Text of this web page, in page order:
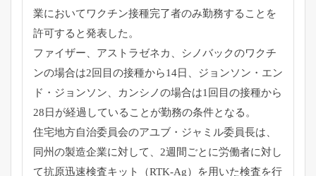
業においてワクチン接種完了者のみ勤務することを
許可すると発表した。
ファイザー、アストラゼネカ、 シノバックのワクチ
ンの場合は2回目の接種から14日、 ジョンソン・エン
ド・ジョンソン、
カンシノの場合は1回目の接種から
28日が経過していることが勤務の条件となる。
住宅地方自治委員会のアユブ・ジャミル委員長は、
同州の製造企業に対して、 2週間ごとに労働者に対し
て抗原迅速検査キット（RTK-Ag）
を用いた検査を行